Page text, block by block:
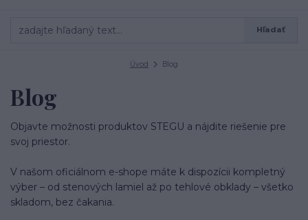
Hľadať
Úvod Blog
Blog
Objavte možnosti produktov STEGU a nájdite riešenie pre
svoj priestor.
V našom oficiálnom e-shope máte k dispozícii kompletný
výber – od stenových lamiel až po tehlové obklady – všetko
skladom, bez čakania.